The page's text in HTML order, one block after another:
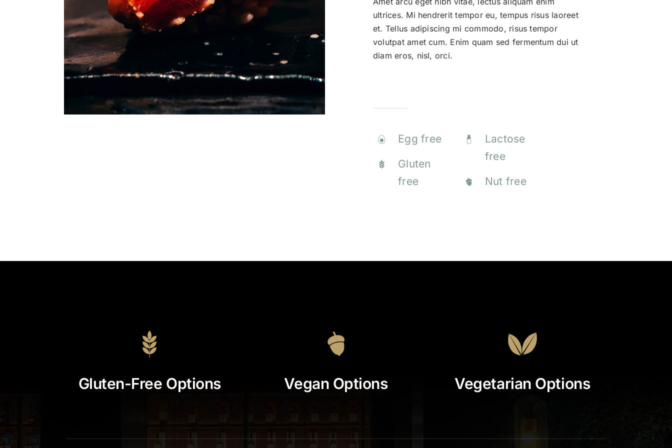
ultrices. Mi hendrerit tempor eu, tempus risus laoreet
et. Tellus adipiscing mi commodo, risus tempor
volutpat amet cum. Enim quam sed fermentum dui ut
diam eros, nisl, orci.
Egg free
Gluten
free
Lactose
free
Nut free
Gluten-Free Options Vegan Options Vegetarian Options